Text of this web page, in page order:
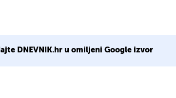
DNEVNIK.hr u omiljeni Google izvor